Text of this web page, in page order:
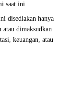
saat ini.
disediakan hanya
dimaksudkan
keuangan, atau